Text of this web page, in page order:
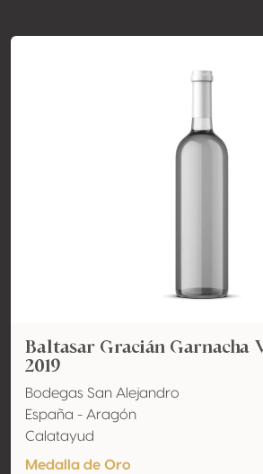
Baltasar Gracián Garnacha
2019
Bodegas San Alejandro
España - Aragón
Calatayud
Medalla de Oro